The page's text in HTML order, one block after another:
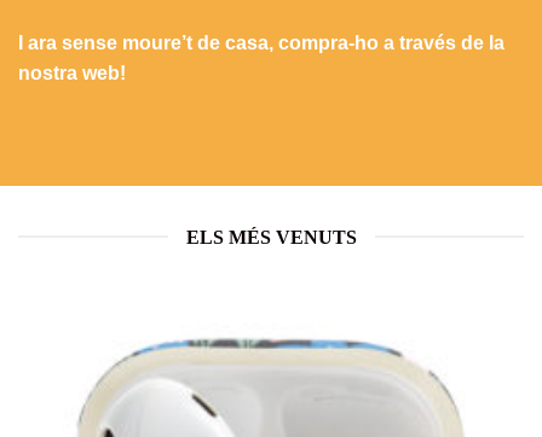
I ara sense moure’t de casa, compra-ho a través de la
nostra web!
ELS MÉS VENUTS